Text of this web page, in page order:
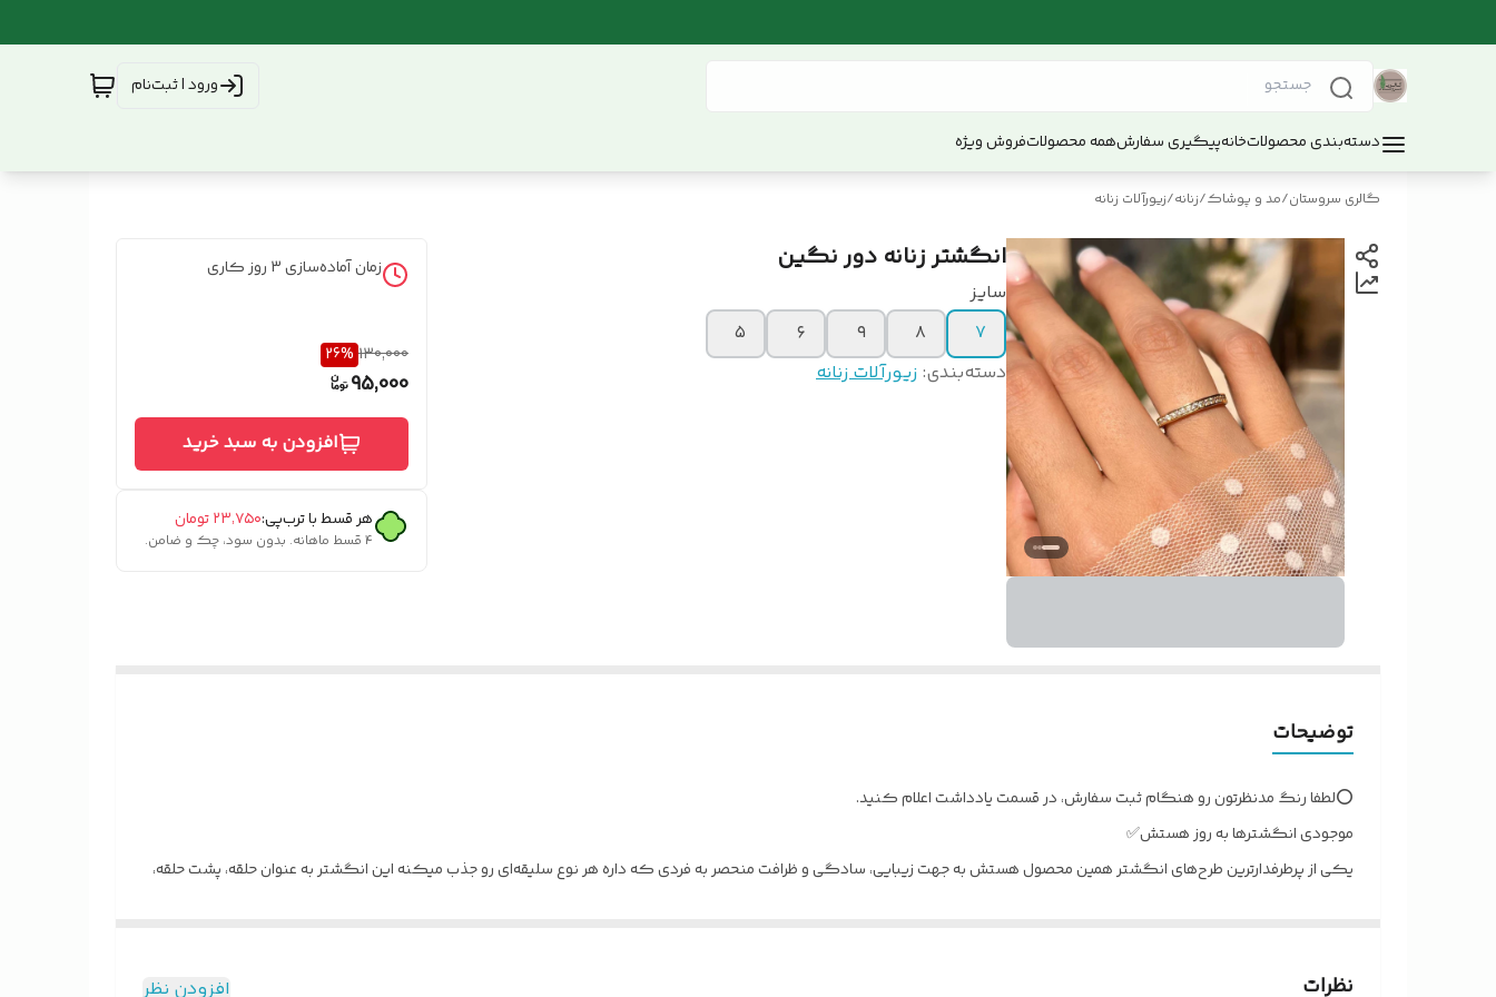
ورود | ثبت‌نام
دسته‌بندی محصولاتخانهپیگیری سفارشهمه محصولاتفروش ویژه
گالری سروستان/مد و پوشاک/زنانه/زیورآلات زنانه
انگشتر زنانه دور نگین
سایز
۷
۸ ۹ ۶
۵
دسته‌بندی: زیورآلات زنانه
زمان آماده‌سازی3 روز کاری
130,000
26%
95,000
افزودن به سبد خرید
هر قسط با ترب‌پی:۲۳٬۷۵۰تومان
۴ قسط ماهانه. بدون سود، چک و ضامن.
توضیحات
⭕️لطفا رنگ مدنظرتون رو هنگام ثبت سفارش، در قسمت یادداشت اعلام کنید.
موجودی انگشترها به روز هستش✅
یکی از پرطرفدارترین طرح‌های انگشتر همین محصول هستش به جهت زیبایی، سادگی و ظرافت منحصر به فردی که داره هر نوع سلیقه‌ای رو جذب میکنه این انگشتر به عنوان حلقه، پشت حلقه،
نظرات افزودن نظر